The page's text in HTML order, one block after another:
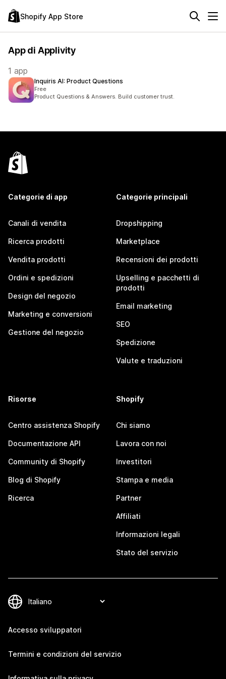
Shopify App Store
App di Applivity
1 app
Inquiris AI: Product Questions
Free
Product Questions & Answers. Build customer trust.
Categorie di app
Canali di vendita
Ricerca prodotti
Vendita prodotti
Ordini e spedizioni
Design del negozio
Marketing e conversioni
Gestione del negozio
Categorie principali
Dropshipping
Marketplace
Recensioni dei prodotti
Upselling e pacchetti di
prodotti
Email marketing
SEO
Spedizione
Valute e traduzioni
Risorse
Centro assistenza Shopify
Documentazione API
Community di Shopify
Blog di Shopify
Ricerca
Shopify
Chi siamo
Lavora con noi
Investitori
Stampa e media
Partner
Affiliati
Informazioni legali
Stato del servizio
Accesso sviluppatori
Termini e condizioni del servizio